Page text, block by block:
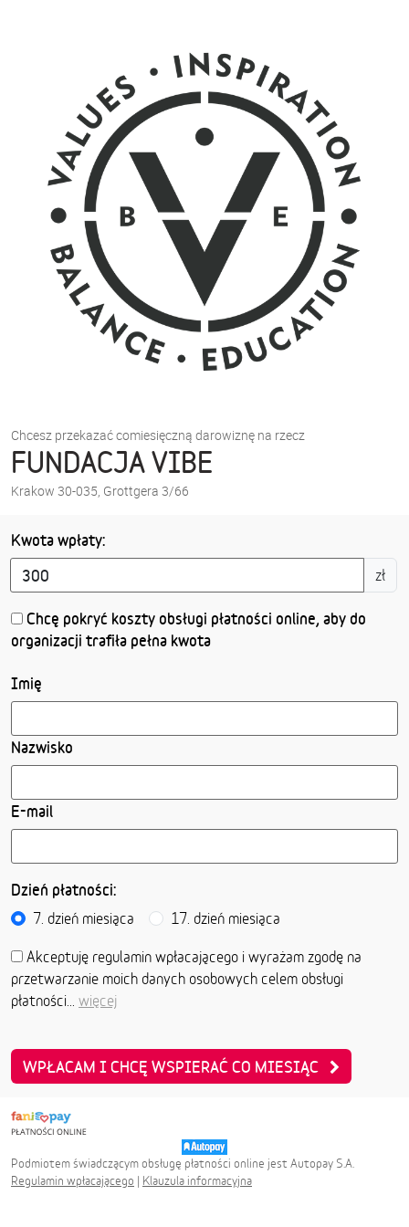
Chcesz przekazać comiesięczną darowiznę na rzecz
FUNDACJA VIBE
Krakow 30-035, Grottgera 3/66
Kwota wpłaty:
zł
Chcę pokryć koszty obsługi płatności online, aby do
organizacji trafiła pełna kwota
Imię
Nazwisko
E-mail
Dzień płatności:
7. dzień miesiąca
17. dzień miesiąca
Akceptuję regulamin wpłacającego i wyrażam zgodę na
przetwarzanie moich danych osobowych celem obsługi
płatności... więcej
WPŁACAM I CHCĘ WSPIERAĆ CO MIESIĄC
Podmiotem świadczącym obsługę płatności online jest Autopay S.A.
Regulamin wpłacającego | Klauzula informacyjna